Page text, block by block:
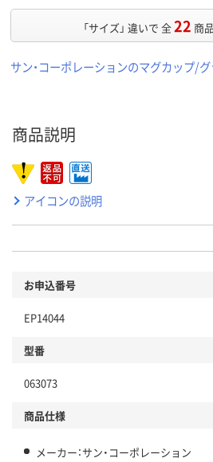
「サイズ」 違いで 全22 商
サン・コーポレーションのマグカップ/
商品説明
アイコンの説明
お申込番号
EP14044
型番
063073
商品仕様
メーカー：サン・コーポレーション